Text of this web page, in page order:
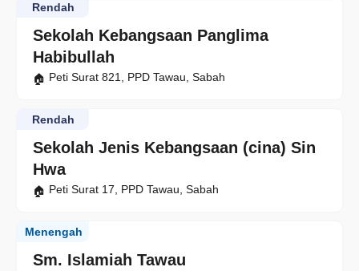
Sekolah Kebangsaan Panglima
Habibullah
Rendah
Peti Surat 821, PPD Tawau, Sabah
Sekolah Jenis Kebangsaan (cina) Sin
Hwa
Rendah
Peti Surat 17, PPD Tawau, Sabah
Sm. Islamiah Tawau
Menengah